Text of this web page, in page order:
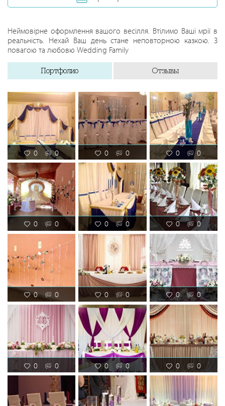
Неймовірне оформлення вашого весілля. Втілимо Ваші мрії в
реальність. Нехай Ваш день стане неповторною казкою. З
повагою та любовю Wedding Family
Портфолио Отзывы
0 0 0 0 0 0
0 0 0 0 0 0
0 0 0 0 0 0
0 0 0 0 0 0